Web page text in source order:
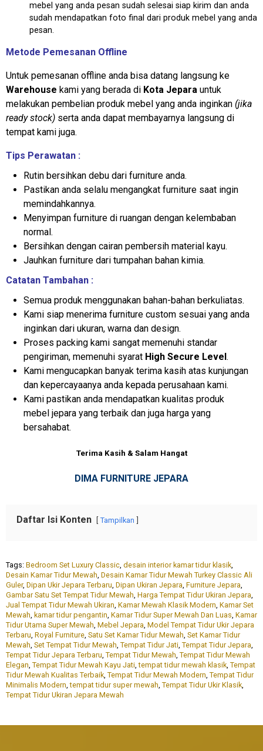
mebel yang anda pesan sudah selesai siap kirim dan anda
sudah mendapatkan foto final dari produk mebel yang anda
pesan.
Metode Pemesanan Offline
Untuk pemesanan offline anda bisa datang langsung ke
Warehouse kami yang berada di Kota Jepara untuk
melakukan pembelian produk mebel yang anda inginkan (jika
ready stock) serta anda dapat membayarnya langsung di
tempat kami juga.
Tips Perawatan :
Rutin bersihkan debu dari furniture anda.
Pastikan anda selalu mengangkat furniture saat ingin
memindahkannya.
Menyimpan furniture di ruangan dengan kelembaban
normal.
Bersihkan dengan cairan pembersih material kayu.
Jauhkan furniture dari tumpahan bahan kimia.
Catatan Tambahan :
Semua produk menggunakan bahan-bahan berkuliatas.
Kami siap menerima furniture custom sesuai yang anda
inginkan dari ukuran, warna dan design.
Proses packing kami sangat memenuhi standar
pengiriman, memenuhi syarat High Secure Level.
Kami mengucapkan banyak terima kasih atas kunjungan
dan kepercayaanya anda kepada perusahaan kami.
Kami pastikan anda mendapatkan kualitas produk
mebel jepara yang terbaik dan juga harga yang
bersahabat.
Terima Kasih & Salam Hangat
DIMA FURNITURE JEPARA
Daftar Isi Konten Tampilkan
Tags: Bedroom Set Luxury Classic, desain interior kamar tidur klasik,
Desain Kamar Tidur Mewah, Desain Kamar Tidur Mewah Turkey Classic Ali
Guler, Dipan Ukir Jepara Terbaru, Dipan Ukiran Jepara, Furniture Jepara,
Gambar Satu Set Tempat Tidur Mewah, Harga Tempat Tidur Ukiran Jepara,
Jual Tempat Tidur Mewah Ukiran, Kamar Mewah Klasik Modern, Kamar Set
Mewah, kamar tidur pengantin, Kamar Tidur Super Mewah Dan Luas, Kamar
Tidur Utama Super Mewah, Mebel Jepara, Model Tempat Tidur Ukir Jepara
Terbaru, Royal Furniture, Satu Set Kamar Tidur Mewah, Set Kamar Tidur
Mewah, Set Tempat Tidur Mewah, Tempat Tidur Jati, Tempat Tidur Jepara,
Tempat Tidur Jepara Terbaru, Tempat Tidur Mewah, Tempat Tidur Mewah
Elegan, Tempat Tidur Mewah Kayu Jati,tempat tidur mewah klasik, Tempat
Tidur Mewah Kualitas Terbaik, Tempat Tidur Mewah Modern, Tempat Tidur
Minimalis Modern,tempat tidur super mewah, Tempat Tidur Ukir Klasik,
Tempat Tidur Ukiran Jepara Mewah